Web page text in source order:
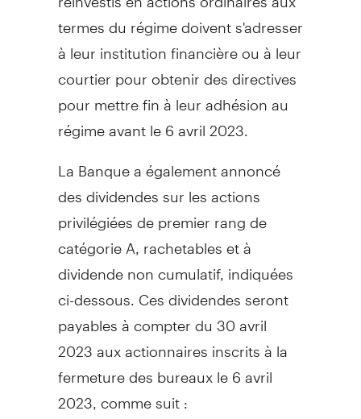
termes du régime doivent s'adresser
à leur institution financière ou à leur
courtier pour obtenir des directives
pour mettre fin à leur adhésion au
régime avant le 6 avril 2023.
La Banque a également annoncé
des dividendes sur les actions
privilégiées de premier rang de
catégorie A, rachetables et à
dividende non cumulatif, indiquées
ci-dessous. Ces dividendes seront
payables à compter du 30 avril
2023 aux actionnaires inscrits à la
fermeture des bureaux le 6 avril
2023, comme suit :